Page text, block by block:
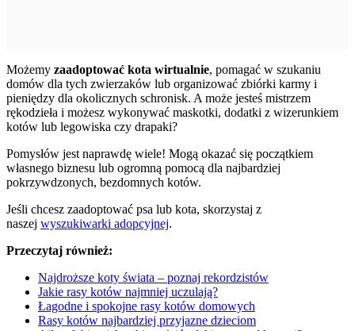
Możemy zaadoptować kota wirtualnie, pomagać w szukaniu
domów dla tych zwierzaków lub organizować zbiórki karmy i
pieniędzy dla okolicznych schronisk. A może jesteś mistrzem
rękodzieła i możesz wykonywać maskotki, dodatki z wizerunkiem
kotów lub legowiska czy drapaki?
Pomysłów jest naprawdę wiele! Mogą okazać się początkiem
własnego biznesu lub ogromną pomocą dla najbardziej
pokrzywdzonych, bezdomnych kotów.
Jeśli chcesz zaadoptować psa lub kota, skorzystaj z
naszej wyszukiwarki adopcyjnej.
Przeczytaj również:
Najdroższe koty świata – poznaj rekordzistów
Jakie rasy kotów najmniej uczulają?
Łagodne i spokojne rasy kotów domowych
Rasy kotów najbardziej przyjazne dzieciom